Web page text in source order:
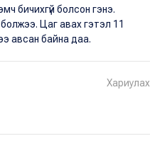
бичихгүй болсон гэнэ.
Цаг авах гэтэл 11
авсан байна даа.
Хариулах